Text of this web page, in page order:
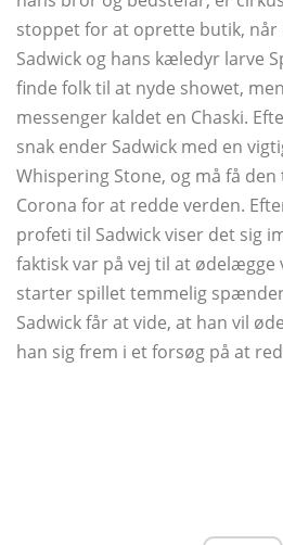
stoppet for at oprette butik, når
Sadwick og hans kæledyr larve
finde folk til at nyde showet,
messenger kaldet en Chaski.
snak ender Sadwick med en
Whispering Stone, og må få
Corona for at redde verden.
profeti til Sadwick viser det sig
faktisk var på vej til at ødelægge
starter spillet temmelig
Sadwick får at vide, at han vil
han sig frem i et forsøg på at